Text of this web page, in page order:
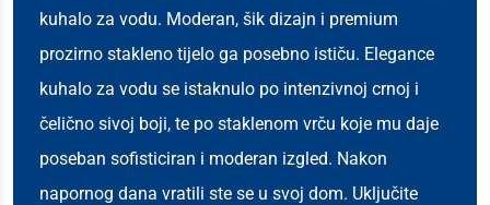
kuhalo za vodu. Moderan, šik dizajn i premium
prozirno stakleno tijelo ga posebno ističu. Elegance
kuhalo za vodu se istaknulo po intenzivnoj crnoj i
čelično sivoj boji, te po staklenom vrču koje mu daje
poseban sofisticiran i moderan izgled. Nakon
napornog dana vratili ste se u svoj dom. Uključite